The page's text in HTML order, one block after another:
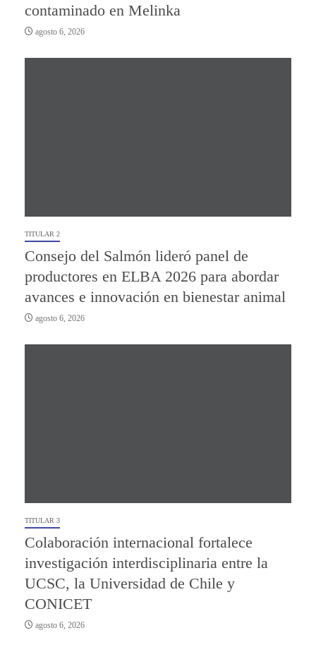
contaminado en Melinka
agosto 6, 2026
TITULAR 2
Consejo del Salmón lideró panel de
productores en ELBA 2026 para abordar
avances e innovación en bienestar animal
agosto 6, 2026
TITULAR 3
Colaboración internacional fortalece
investigación interdisciplinaria entre la
UCSC, la Universidad de Chile y
CONICET
agosto 6, 2026